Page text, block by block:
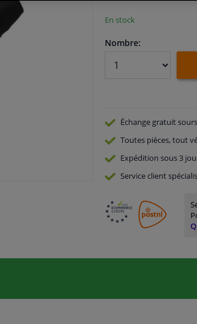
En stock
Nombre:
Échange gratuit
Toutes pièces, tout
Expédition sous 3
Serviceclient